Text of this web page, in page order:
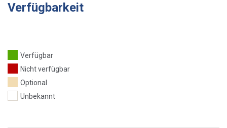
Verfügbarkeit
Verfügbar
Nicht verfügbar
Optional
Unbekannt